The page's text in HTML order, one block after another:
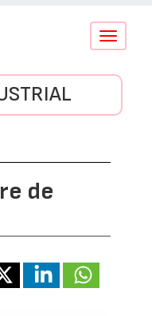
Conmutar
de